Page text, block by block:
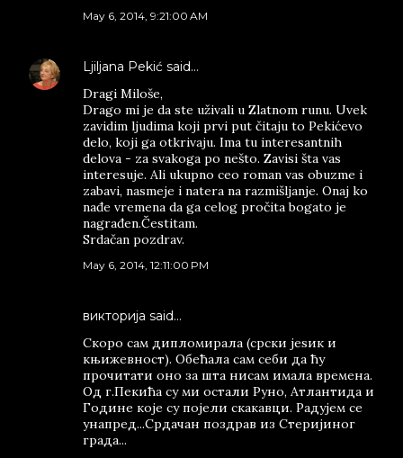
May 6, 2014, 9:21:00 AM
Ljiljana Pekić said…
Dragi Miloše,
Drago mi je da ste uživali u Zlatnom runu. Uvek
zavidim ljudima koji prvi put čitaju to Pekićevo
delo, koji ga otkrivaju. Ima tu interesantnih
delova - za svakoga po nešto. Zavisi šta vas
interesuje. Ali ukupno ceo roman vas obuzme i
zabavi, nasmeje i natera na razmišljanje. Onaj ko
nađe vremena da ga celog pročita bogato je
nagrađen.Čestitam.
Srdačan pozdrav.
May 6, 2014, 12:11:00 PM
викторија said…
Скоро сам дипломирала (срски јеѕик и
књижевност). Обећала сам себи да ћу
прочитати оно за шта нисам имала времена.
Од г.Пекића су ми остали Руно, Атлантида и
Године које су појели скакавци. Радујем се
унапред...Срдачан поздрав из Стеријиног
града...